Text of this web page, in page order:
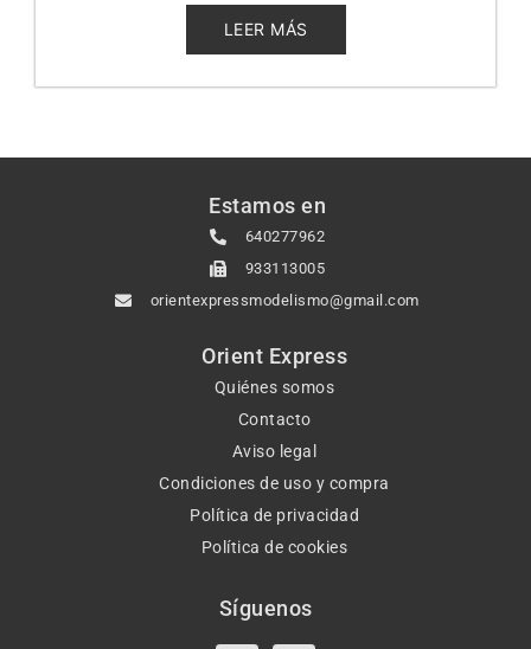
de
5LEER MÁS
Estamos en
640277962
933113005
orientexpressmodelismo@gmail.com
Orient Express
Quiénes somos
Contacto
Aviso legal
Condiciones de uso y compra
Política de privacidad
Política de cookies
Síguenos